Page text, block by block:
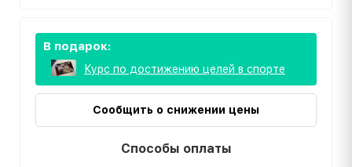
В подарок:
Курс по достижению целей в спорте
Сообщить о снижении цены
Способы оплаты